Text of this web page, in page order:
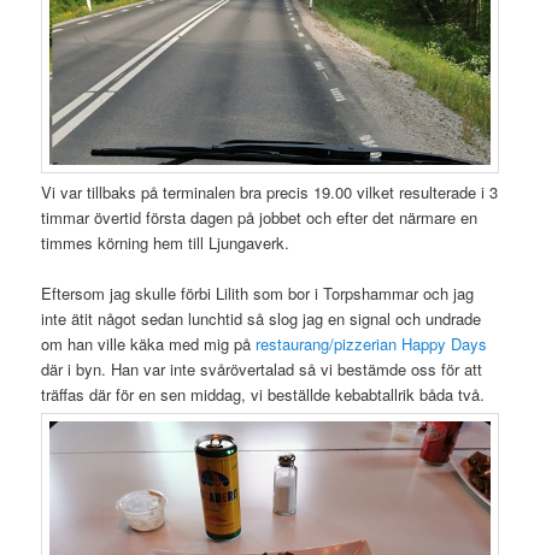
Vi var tillbaks på terminalen bra precis 19.00 vilket resulterade i 3
timmar övertid första dagen på jobbet och efter det närmare en
timmes körning hem till Ljungaverk.
Eftersom jag skulle förbi Lilith som bor i Torpshammar och jag
inte ätit något sedan lunchtid så slog jag en signal och undrade
om han ville käka med mig på restaurang/pizzerian Happy Days
där i byn. Han var inte svårövertalad så vi bestämde oss för att
träffas där för en sen middag, vi beställde kebabtallrik båda två.